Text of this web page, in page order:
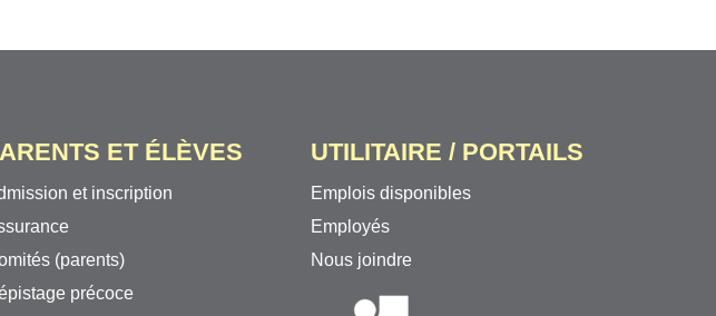
ET ÉLÈVES
et inscription
(parents)
précoce
UTILITAIRE / PORTAILS
Emplois disponibles
Employés
Nous joindre